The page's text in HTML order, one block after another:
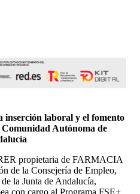
laboral y el fomento
Autónoma de
propietaria de FARMACIA
de la Consejería de Empleo,
la Junta de Andalucía,
con cargo al Programa FSE+